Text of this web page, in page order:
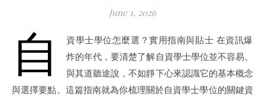
June 1, 2026
自
資學士學位怎麼選？實用指南與貼士 在資訊爆
炸的年代，要清楚了解自資學士學位並不容易。
與其道聽途說，不如靜下心來認識它的基本概念
與選擇要點。這篇指南就為你梳理關於自資學士學位的關鍵資